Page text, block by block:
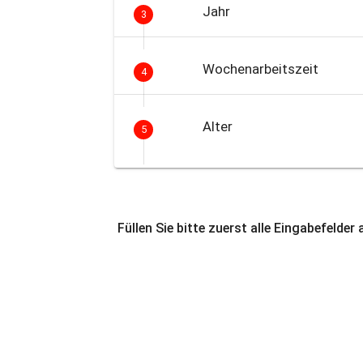
3 Jahr
4 Wochenarbeitszeit
5 Alter
Füllen Sie bitte zuerst alle Eingabefelder